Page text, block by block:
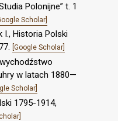
Polonijne” t. 1
Scholar]
I., Historia Polski
[Google Scholar]
w latach 1880—
Scholar]
1795-1914,